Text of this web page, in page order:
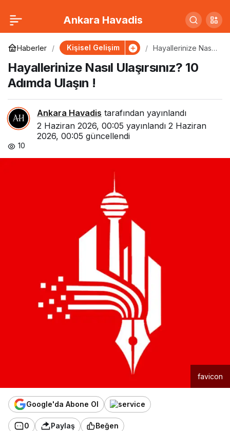
Ankara Havadis
Haberler Kişisel Gelişim
Hayallerinize Nasıl
Adımda Ulaşın !
Hayallerinize Nasıl Ulaşırsınız? 10
Adımda Ulaşın !
Ankara Havadis tarafından yayınlandı
2 Haziran 2026, 00:05 yayınlandı 2 Haziran
2026, 00:05 güncellendi
10
favicon
Google'da Abone Ol
0 Paylaş Beğen
Hayallerinize Nasıl
Ulaşırsınız? 10 Adımda
Ulaşın !
0